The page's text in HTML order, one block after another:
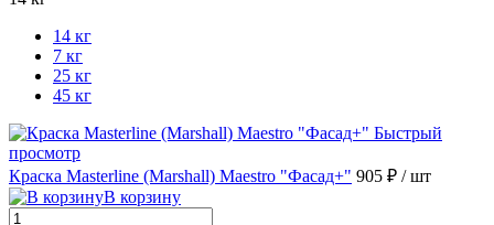
14 кг
7 кг
25 кг
45 кг
Быстрый
просмотр
Краска Masterline (Marshall) Maestro "Фасад+" 905 ₽ / шт
В корзину